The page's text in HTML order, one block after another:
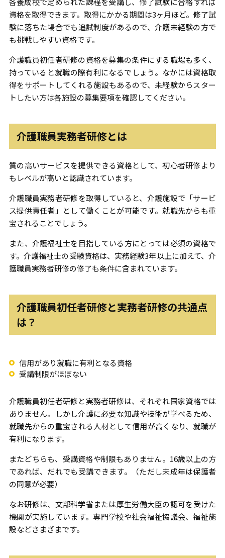
資格を取得できます。取得にかかる期間は3ヶ月ほど。修了試
験に落ちた場合でも追試制度があるので、介護未経験の方で
も挑戦しやすい資格です。
介護職員初任者研修の資格を募集の条件にする職場も多く、
持っていると就職の際有利になるでしょう。なかには資格取
得をサポートしてくれる施設もあるので、未経験からスター
トしたい方は各施設の募集要項を確認してください。
介護職員実務者研修とは
質の高いサービスを提供できる資格として、初心者研修より
もレベルが高いと認識されています。
介護職員実務者研修を取得していると、介護施設で「サービ
ス提供責任者」として働くことが可能です。就職先からも重
宝されることでしょう。
また、介護福祉士を目指している方にとっては必須の資格で
す。介護福祉士の受験資格は、実務経験3年以上に加えて、介
護職員実務者研修の修了も条件に含まれています。
介護職員初任者研修と実務者研修の共通点
は？
信用があり就職に有利となる資格
受講制限がほぼない
介護職員初任者研修と実務者研修は、それぞれ国家資格では
ありません。しかし介護に必要な知識や技術が学べるため、
就職先からの重宝される人材として信用が高くなり、就職が
有利になります。
またどちらも、受講資格や制限もありません。16歳以上の方
であれば、だれでも受講できます。（ただし未成年は保護者
の同意が必要）
なお研修は、文部科学省または厚生労働大臣の認可を受けた
機関が実施しています。専門学校や社会福祉協議会、福祉施
設などさまざまです。